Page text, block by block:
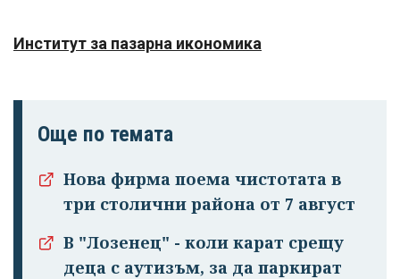
Институт за пазарна икономика
Още по темата
Нова фирма поема чистотата в
три столични района от 7 август
В "Лозенец" - коли карат срещу
деца с аутизъм, за да паркират